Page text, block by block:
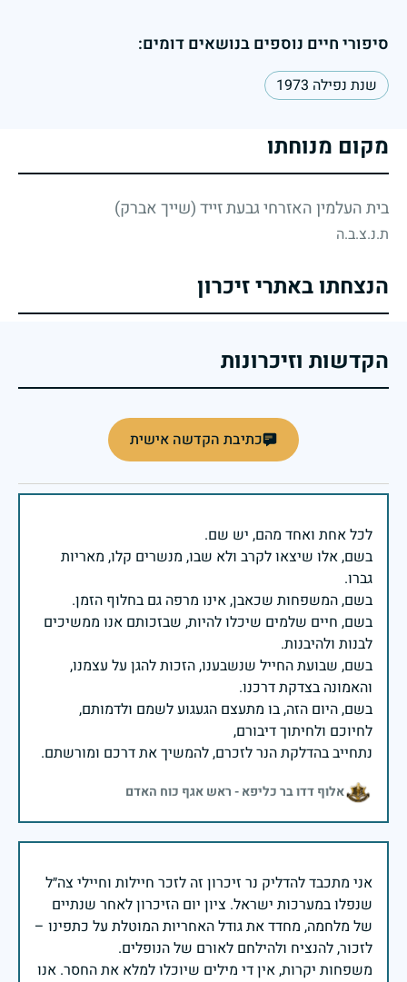
סיפורי חיים נוספים בנושאים דומים:
שנת נפילה 1973
מקום מנוחתו
בית העלמין האזרחי גבעת זייד (שייך אברק)
ת.נ.צ.ב.ה
הנצחתו באתרי זיכרון
הקדשות וזיכרונות
כתיבת הקדשה אישית
בשם, אלו שיצאו לקרב ולא שבו, מנשרים קלו, מאריות
בשם, חיים שלמים שיכלו להיות, שבזכותם אנו ממשיכים
בשם, שבועת החייל שנשבענו, הזכות להגן על עצמנו,
בשם, היום הזה, בו מתעצם הגעגוע לשמם ולדמותם,
נתחייב בהדלקת הנר לזכרם, להמשיך את דרכם ומורשתם.
אלוף דדו בר כליפא - ראש אגף כוח האדם
אני מתכבד להדליק נר זיכרון זה לזכר חיילות וחיילי צה״ל
שנפלו במערכות ישראל. ציון יום הזיכרון לאחר שנתיים
של מלחמה, מחדד את גודל האחריות המוטלת על כתפינו –
משפחות יקרות, אין די מילים שיוכלו למלא את החסר. אנו